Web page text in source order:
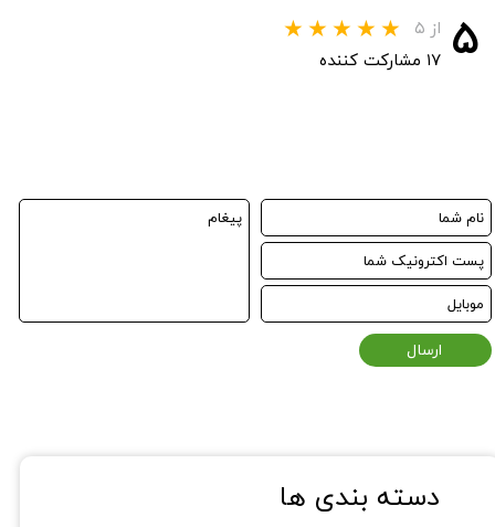
۵ از ۵
۱۷ مشارکت کننده
ارسال
دسته بندی ها